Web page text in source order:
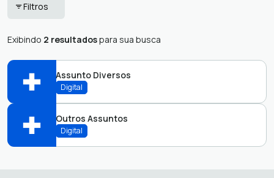
Filtros
Exibindo 2 resultadospara sua busca
Assunto Diversos
Digital
Abrir online > Via protocolo 1Doc
Outros Assuntos
Digital